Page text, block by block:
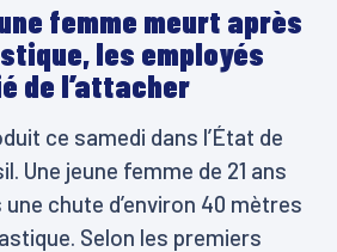
femme meurt après
les employés
de l’attacher
ce samedi dans l’État de
Une jeune femme de 21 ans
chute d’environ 40 mètres
Selon les premiers